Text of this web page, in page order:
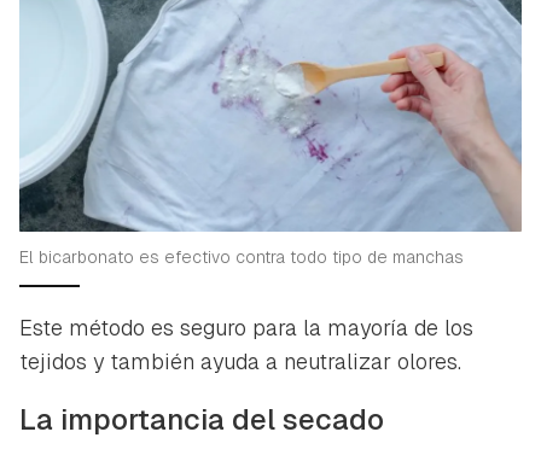
El bicarbonato es efectivo contra todo tipo de manchas
Este método es seguro para la mayoría de los
tejidos y también ayuda a neutralizar olores.
La importancia del secado